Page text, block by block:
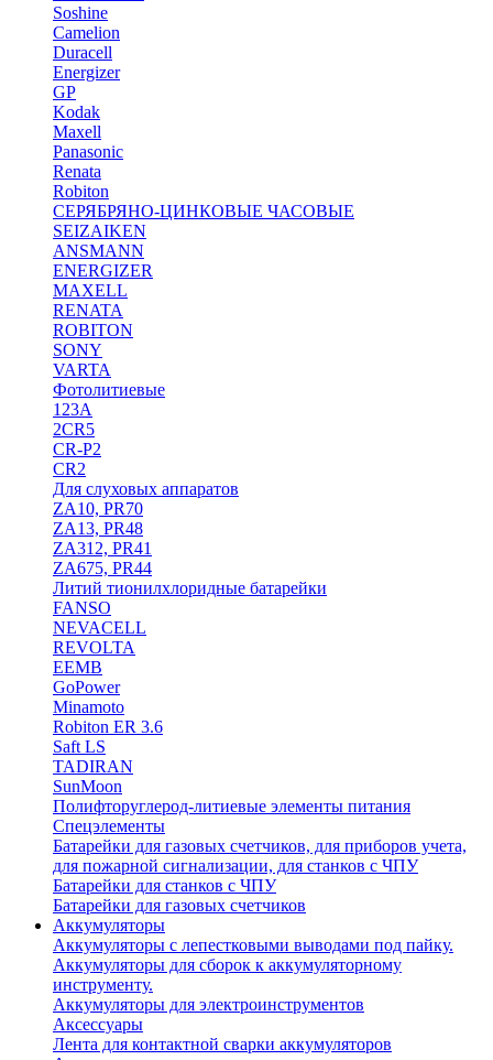
Soshine
Camelion
Duracell
Energizer
GP
Kodak
Maxell
Panasonic
Renata
Robiton
СЕРЯБРЯНО-ЦИНКОВЫЕ ЧАСОВЫЕ
SEIZAIKEN
ANSMANN
ENERGIZER
MAXELL
RENATA
ROBITON
SONY
VARTA
Фотолитиевые
123A
2CR5
CR-P2
CR2
Для слуховых аппаратов
ZA10, PR70
ZA13, PR48
ZA312, PR41
ZA675, PR44
Литий тионилхлоридные батарейки
FANSO
NEVACELL
REVOLTA
EEMB
GoPower
Minamoto
Robiton ER 3.6
Saft LS
TADIRAN
SunMoon
Полифторуглерод-литиевые элементы питания
Спецэлементы
Батарейки для газовых счетчиков, для приборов учета,
для пожарной сигнализации, для станков с ЧПУ
Батарейки для станков с ЧПУ
Батарейки для газовых счетчиков
Аккумуляторы
Аккумуляторы с лепестковыми выводами под пайку.
Аккумуляторы для сборок к аккумуляторному
инструменту.
Аккумуляторы для электроинструментов
Аксессуары
Лента для контактной сварки аккумуляторов